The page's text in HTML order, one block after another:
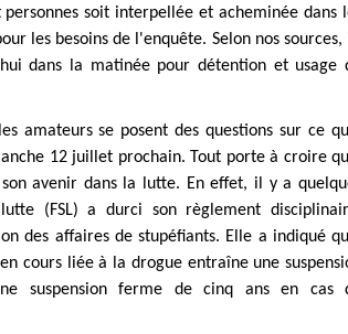
soit interpellée et acheminée dans
les besoins de l'enquête. Selon nos sources,
dans la matinée pour détention et usage
amateurs se posent des questions sur ce
12 juillet prochain. Tout porte à croire
avenir dans la lutte. En effet, il y a
(FSL) a durci son règlement
des affaires de stupéfiants. Elle a indiqué
cours liée à la drogue entraîne une
suspension ferme de cinq ans en cas